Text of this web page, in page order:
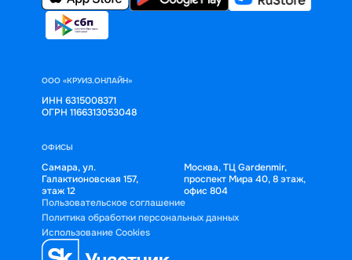
ООО «КРУИЗ.ОНЛАЙН»
ИНН 6315008371
ОГРН 1166313053048
ОФИСЫ
Самара, ул.
Галактионовская 157,
этаж 12
Москва, ТЦ Gardenmir,
проспект Мира 40, 8 этаж,
офис 804
Пользовательское соглашение
Политика обработки персональных данных
Использование Cookies